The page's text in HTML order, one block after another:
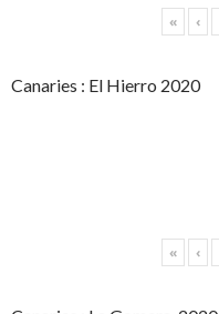
« ‹
Canaries : El Hierro 2020
« ‹